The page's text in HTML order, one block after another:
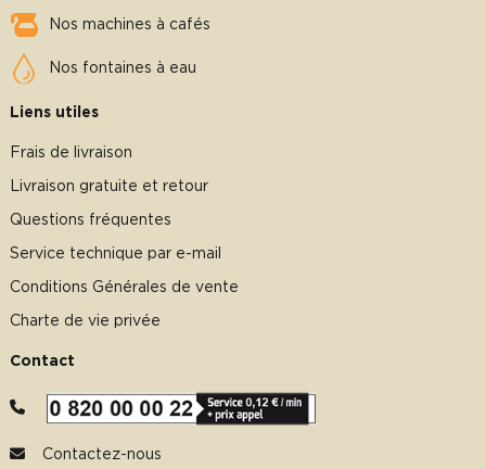
Nos machines à cafés
Nos fontaines à eau
Liens utiles
Frais de livraison
Livraison gratuite et retour
Questions fréquentes
Service technique par e-mail
Conditions Générales de vente
Charte de vie privée
Contact
Contactez-nous